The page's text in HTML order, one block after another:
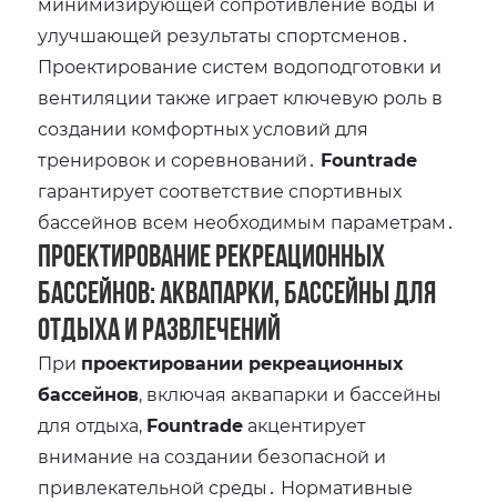
улучшающей результаты спортсменов․
Проектирование систем водоподготовки и
вентиляции также играет ключевую роль в
создании комфортных условий для
тренировок и соревнований․ Fountrade
гарантирует соответствие спортивных
бассейнов всем необходимым параметрам․
Проектирование рекреационных
бассейнов: аквапарки‚ бассейны для
отдыха и развлечений
При проектировании рекреационных
бассейнов‚ включая аквапарки и бассейны
для отдыха‚ Fountrade акцентирует
внимание на создании безопасной и
привлекательной среды․ Нормативные